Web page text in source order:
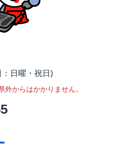
日曜・祝日)
からはかかりません。